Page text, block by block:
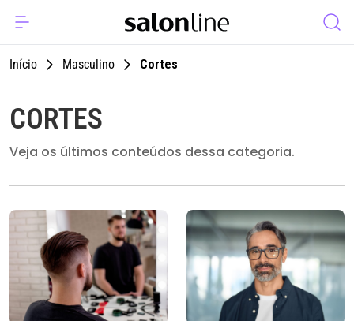
Início Masculino Cortes
CORTES
Veja os últimos conteúdos dessa categoria.